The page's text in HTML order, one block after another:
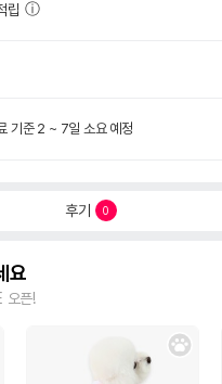
립
기준 2 ~ 7일 소요 예정
후기 0
요
오픈!